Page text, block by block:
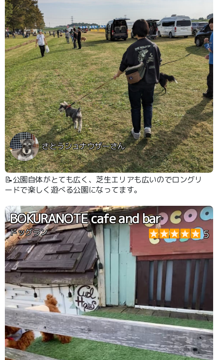
さとうシュナウザーさん
📝公園自体がとても広く、芝生エリアも広いのでロングリ
ードで楽しく遊べる公園になってます。
BOKURANOTE cafe and bar
ドッグラン 5